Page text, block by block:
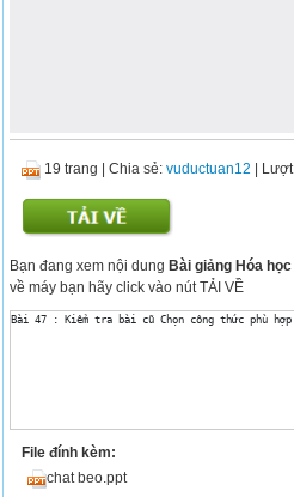
19 trang |Chia sẻ:vuductuan12 |
Bạn đang xem nội dungBài giảng Hóa
về máy bạn hãy click vào nút TẢI VỀ
File đính kèm:
chat beo.ppt